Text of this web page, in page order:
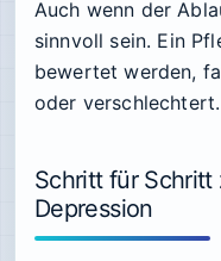
Auch wenn der
sinnvoll sein. Ein
bewertet werden,
oder verschlechtert.
Schritt für Schritt
Depression